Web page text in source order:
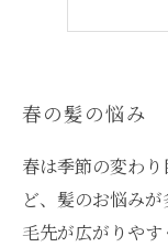
春の髪の悩み
春は季節の変わ
ど、髪のお悩みが
毛先が広がりや